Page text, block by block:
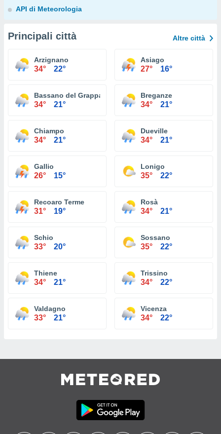
API di Meteorologia
Principali città Altre città
Arzignano
34° 22°
Asiago
27° 16°
Bassano del Grappa
34° 21°
Breganze
34° 21°
Chiampo
34° 21°
Dueville
34° 21°
Gallio
26° 15°
Lonigo
35° 22°
Recoaro Terme
31° 19°
Rosà
34° 21°
Schio
33° 20°
Sossano
35° 22°
Thiene
34° 21°
Trissino
34° 22°
Valdagno
33° 21°
Vicenza
34° 22°